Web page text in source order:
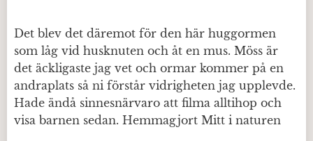
Det blev det däremot för den här huggormen
som låg vid husknuten och åt en mus. Möss är
det äckligaste jag vet och ormar kommer på en
andraplats så ni förstår vidrigheten jag upplevde.
Hade ändå sinnesnärvaro att filma alltihop och
visa barnen sedan. Hemmagjort Mitt i naturen